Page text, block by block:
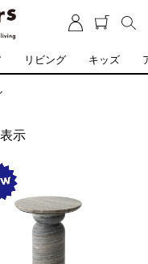
リビング キッズ
示